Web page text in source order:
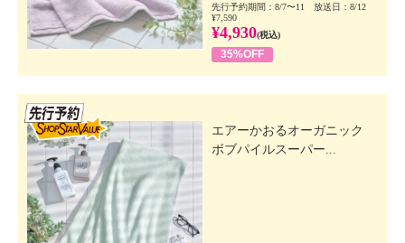
先行予約期間：8/7〜11 放送日：8/12
¥7,590
¥4,930(税込)
35%OFF
エアーかおるオーガニック
ボブパイルスーパー...